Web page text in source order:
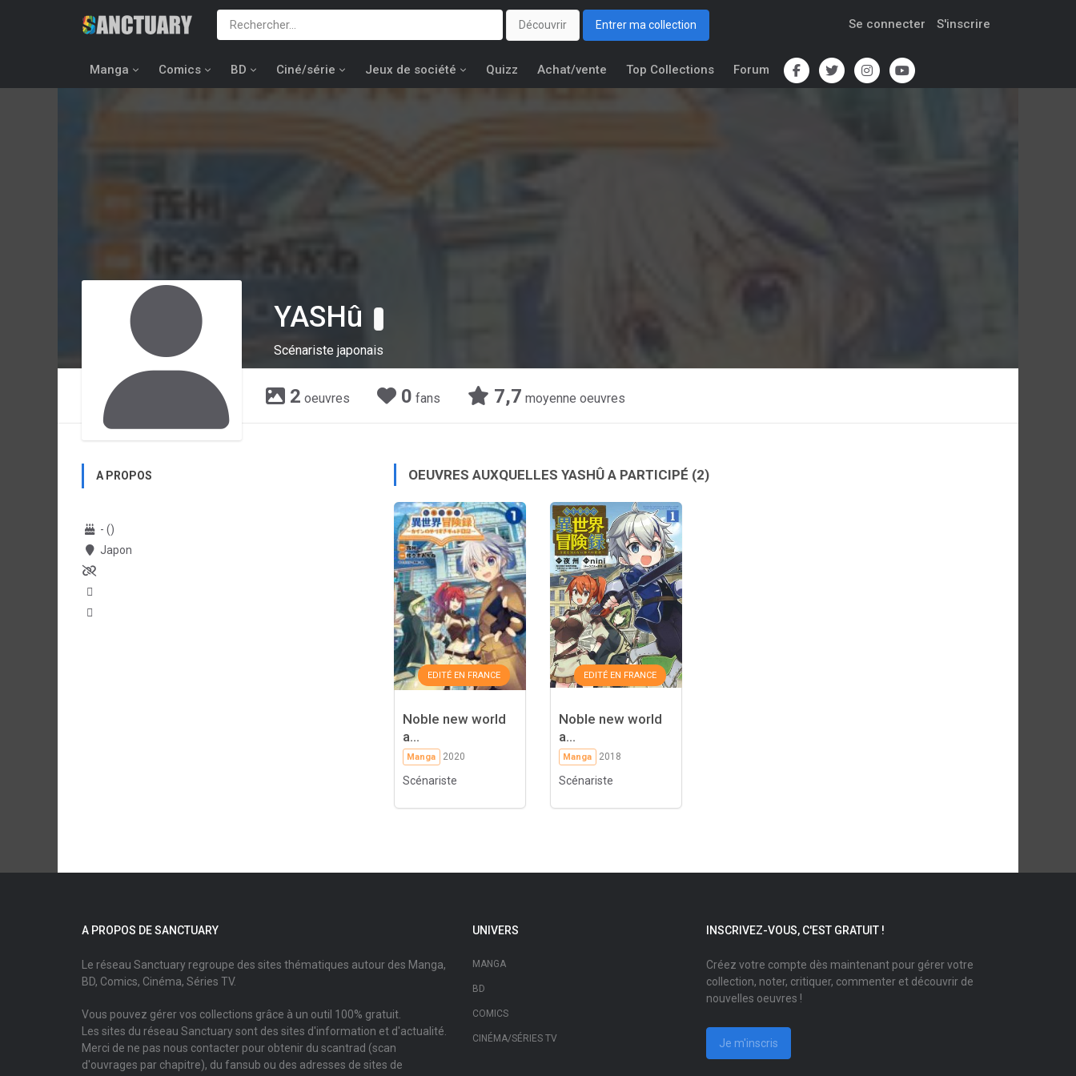
Découvrir Entrer ma collection Se connecter S'inscrire
Manga Comics BD Ciné/série Jeux de société Quizz Achat/vente Top Collections Forum
YASHû
Scénariste japonais
2 oeuvres 0 fans 7,7 moyenne oeuvres
A PROPOS
- ()
Japon
OEUVRES AUXQUELLES YASHÛ A PARTICIPÉ (2)
EDITÉ EN FRANCE
Noble new world
a...
Manga 2020
Scénariste
EDITÉ EN FRANCE
Noble new world
a...
Manga 2018
Scénariste
A PROPOS DE SANCTUARY
Le réseau Sanctuary regroupe des sites thématiques autour des Manga,
BD, Comics, Cinéma, Séries TV.
Vous pouvez gérer vos collections grâce à un outil 100% gratuit.
Les sites du réseau Sanctuary sont des sites d'information et d'actualité.
Merci de ne pas nous contacter pour obtenir du scantrad (scan
d'ouvrages par chapitre), du fansub ou des adresses de sites de
UNIVERS
MANGA
BD
COMICS
CINÉMA/SÉRIES TV
INSCRIVEZ-VOUS, C'EST GRATUIT !
Créez votre compte dès maintenant pour gérer votre
collection, noter, critiquer, commenter et découvrir de
nouvelles oeuvres !
Je m'inscris